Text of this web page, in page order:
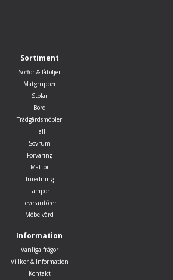
Sortiment
Soffor & fåtöljer
Matgrupper
Stolar
Bord
Trädgårdsmöbler
Hall
Sovrum
Förvaring
Mattor
Inredning
Lampor
Leverantörer
Möbelvård
Information
Vanliga frågor
Villkor & Information
Kontakt